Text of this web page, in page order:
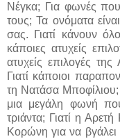
Νέγκα; Για φωνές που
τους; Τα ονόματα
σας. Γιατί κάνουν
κάποιες ατυχείς
ατυχείς επιλογές
Γιατί κάποιοι
τη Νατάσα
μια μεγάλη φωνή
τριάντα; Γιατί η
Κορώνη για να